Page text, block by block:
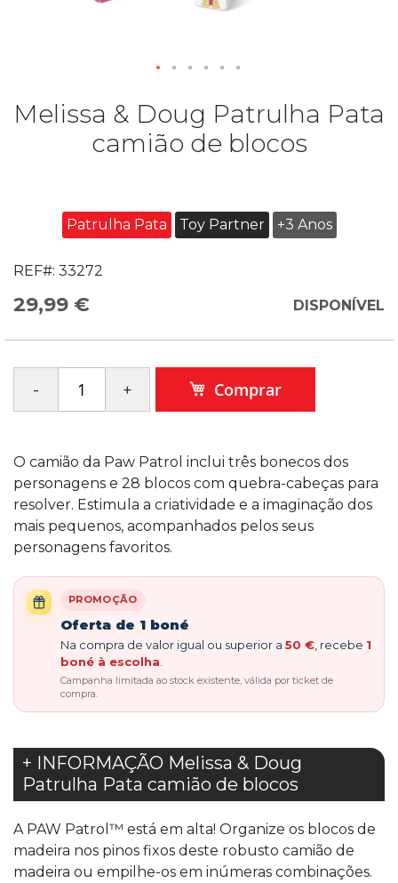
Melissa & Doug Patrulha Pata
camião de blocos
Patrulha Pata Toy Partner +3 Anos
REF#: 33272
29,99 € DISPONÍVEL
Comprar
O camião da Paw Patrol inclui três bonecos dos
personagens e 28 blocos com quebra-cabeças para
resolver. Estimula a criatividade e a imaginação dos
mais pequenos, acompanhados pelos seus
personagens favoritos.
PROMOÇÃO
Oferta de 1 boné
Na compra de valor igual ou superior a 50 € , recebe 1
boné à escolha
Campanha limitada ao stock existente, válida por ticket de
compra.
+ INFORMAÇÃO Melissa & Doug
Patrulha Pata camião de blocos
A PAW Patrol™ está em alta! Organize os blocos de
madeira nos pinos fixos deste robusto camião de
madeira ou empilhe-os em inúmeras combinações.